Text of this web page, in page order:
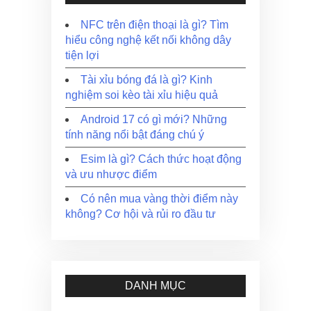
NFC trên điện thoại là gì? Tìm
hiểu công nghệ kết nối không dây
tiện lợi
Tài xỉu bóng đá là gì? Kinh
nghiệm soi kèo tài xỉu hiệu quả
Android 17 có gì mới? Những
tính năng nổi bật đáng chú ý
Esim là gì? Cách thức hoạt động
và ưu nhược điểm
Có nên mua vàng thời điểm này
không? Cơ hội và rủi ro đầu tư
DANH MỤC